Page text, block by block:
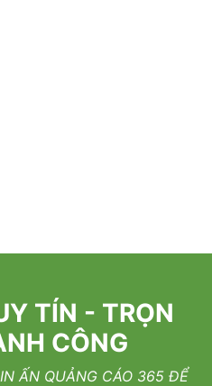
TÍN - TRỌN
CÔNG
ẤN QUẢNG CÁO 365 ĐỂ